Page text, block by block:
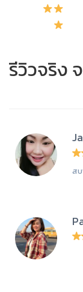
รีวิวจริง
ส